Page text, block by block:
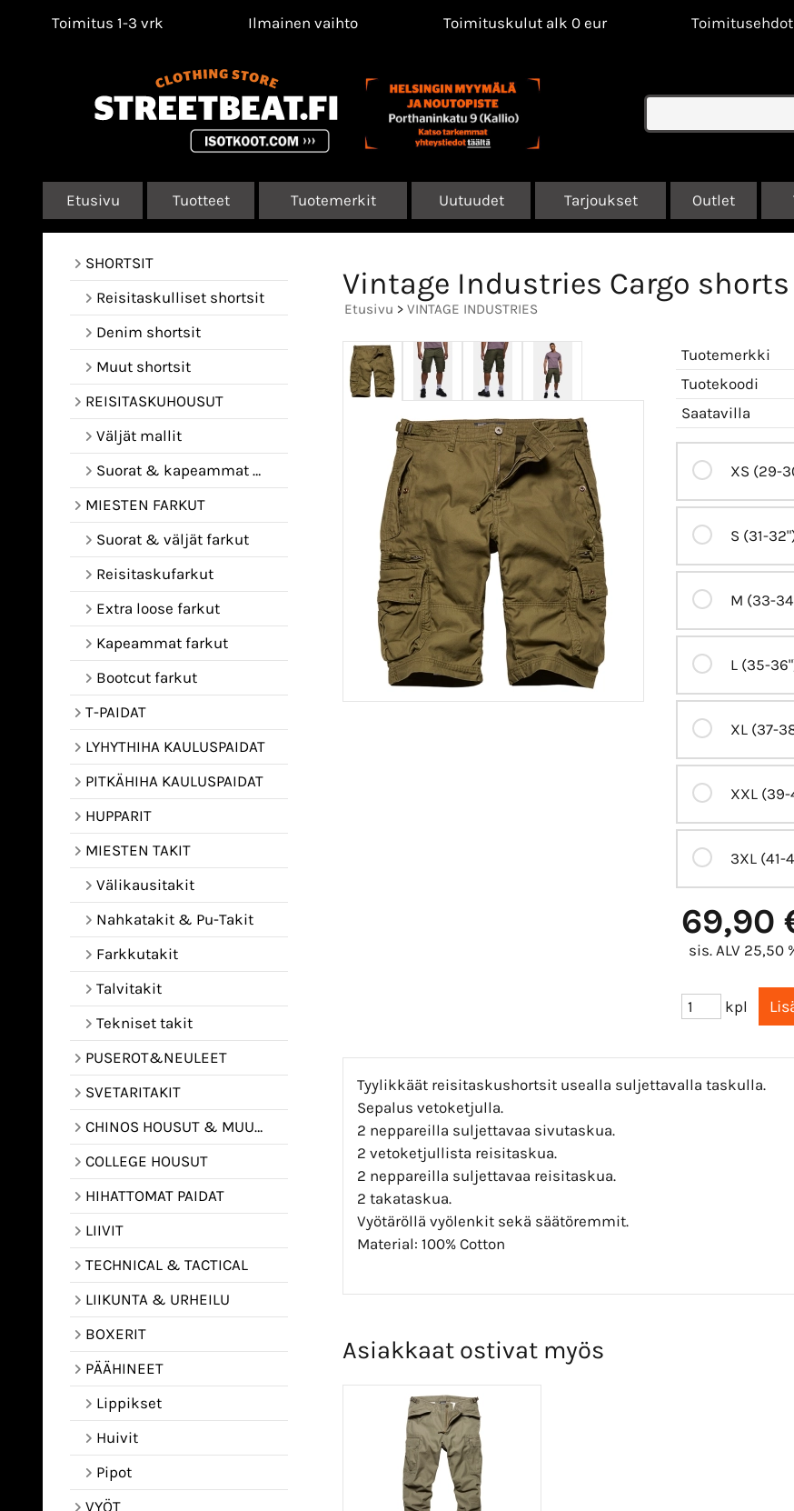
Toimitus 1-3 vrk Ilmainen vaihto Toimituskulut alk 0 eur Toimitusehdot
Etusivu Tuotteet Tuotemerkit Uutuudet Tarjoukset Outlet
SHORTSIT
Reisitaskulliset shortsit
Denim shortsit
Muut shortsit
REISITASKUHOUSUT
Väljät mallit
Suorat & kapeammat mallit
MIESTEN FARKUT
Suorat & väljät farkut
Reisitaskufarkut
Extra loose farkut
Kapeammat farkut
Bootcut farkut
T-PAIDAT
LYHYTHIHA KAULUSPAIDAT
PITKÄHIHA KAULUSPAIDAT
HUPPARIT
MIESTEN TAKIT
Välikausitakit
Nahkatakit & Pu-Takit
Farkkutakit
Talvitakit
Tekniset takit
PUSEROT&NEULEET
SVETARITAKIT
CHINOS HOUSUT & MUUT HOUSUT
COLLEGE HOUSUT
HIHATTOMAT PAIDAT
LIIVIT
TECHNICAL & TACTICAL
LIIKUNTA & URHEILU
BOXERIT
PÄÄHINEET
Lippikset
Huivit
Pipot
VYÖT
Vintage Industries Cargo shorts
Etusivu > VINTAGE INDUSTRIES
Tuotemerkki
Tuotekoodi
Saatavilla
XS (29-
S (31-
M (33-
L (35-
XL (37-
XXL (39-
3XL (41-
69,90
sis. ALV 25,50
kpl
Tyylikkäät reisitaskushortsit usealla suljettavalla taskulla.
Sepalus vetoketjulla.
2 neppareilla suljettavaa sivutaskua.
2 vetoketjullista reisitaskua.
2 neppareilla suljettavaa reisitaskua.
2 takataskua.
Vyötäröllä vyölenkit sekä säätöremmit.
Material: 100% Cotton
Asiakkaat ostivat myös